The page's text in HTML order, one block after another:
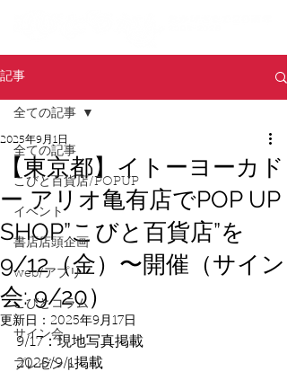
記事
全ての記事
こびと百貨店/POPUP
イベント
書店店頭企画
web/アプリ
こびとコラム
サイン会
プレゼント
全ての記事
【東京都】イトーヨーカド
ー アリオ亀有店でPOP UP
SHOP”こびと百貨店”を
9/12（金）〜開催（サイン
会: 9/20）
2025年9月1日
更新日： 2025年9月17日
9/17：現地写真掲載
2025/9/1掲載